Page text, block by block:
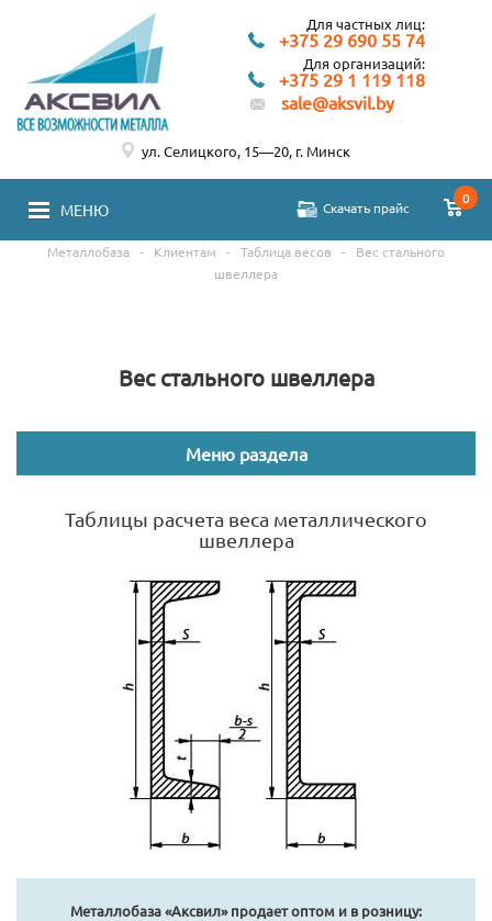
Для частных лиц:
+375 29 690 55 74
Для организаций:
+375 29 1 119 118
sale@aksvil.by
МЕНЮ Скачать прайс
0
ул. Селицкого, 15—20, г. Минск
Металлобаза - Клиентам - Таблица весов -
Вес стального
швеллера
Вес стального швеллера
Меню раздела
Таблицы расчета веса металлического
швеллера
Металлобаза «Аксвил» продает оптом и в розницу: